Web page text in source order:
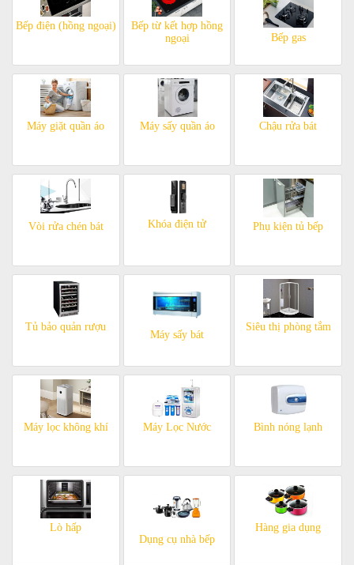
Bếp điện (hồng ngoại)
Bếp từ kết hợp hồng
ngoại
Bếp gas
Máy giặt quần áo Máy sấy quần áo Chậu rửa bát
Vòi rửa chén bát Khóa điện tử Phụ kiện tủ bếp
Tủ bảo quản rượu
Máy sấy bát
Siêu thị phòng tắm
Máy lọc không khí Máy Lọc Nước Bình nóng lạnh
Lò hấp
Dụng cụ nhà bếp
Hàng gia dụng